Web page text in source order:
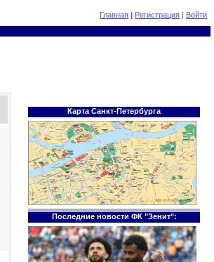
Главная | Регистрация | Войти
Карта Санкт-Петербурга
Последние новости ФК "Зенит":